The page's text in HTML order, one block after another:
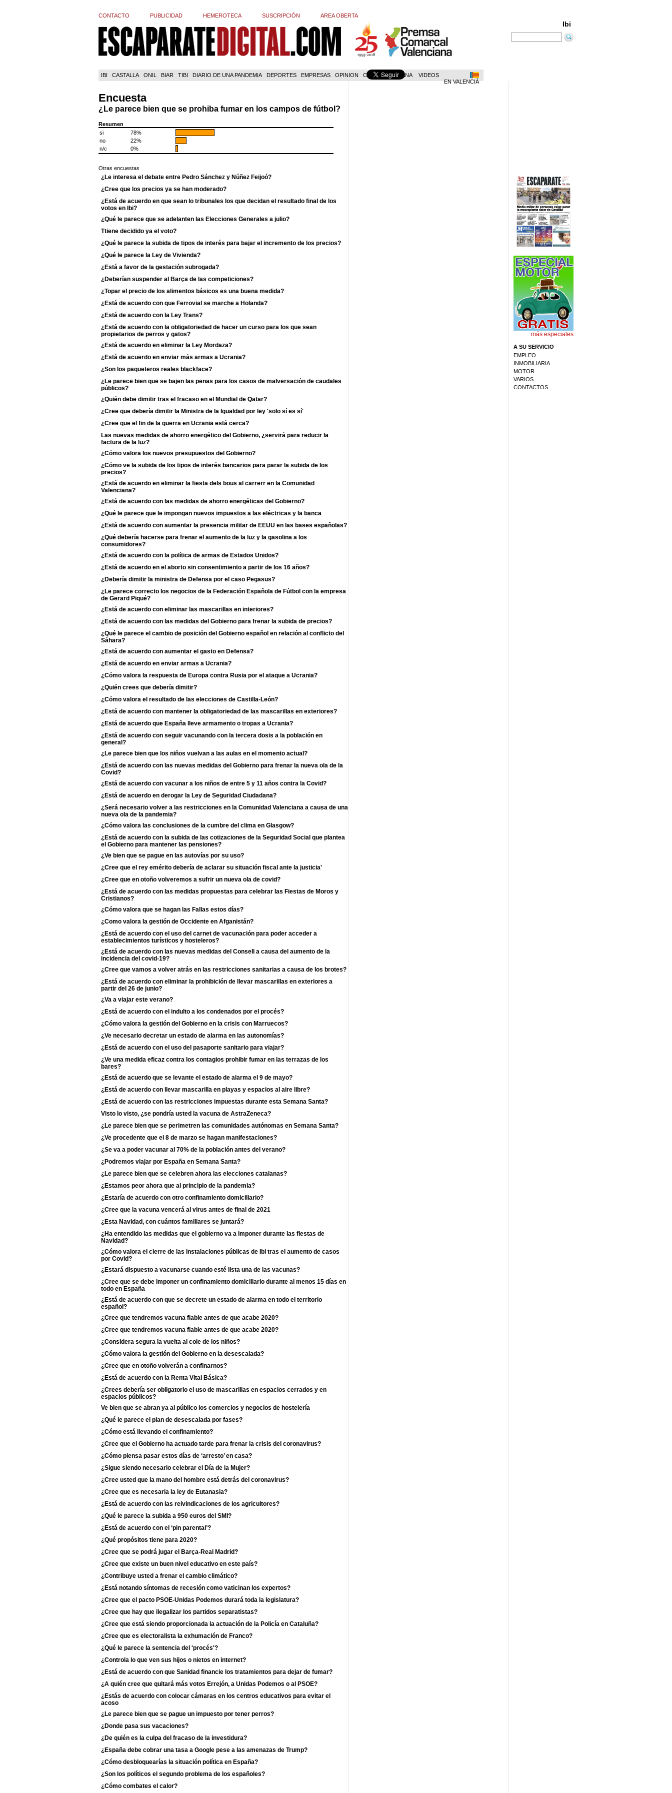
CONTACTO PUBLICIDAD HEMEROTECA SUSCRIPCIÓN AREA OBERTA
Ibi
IBI CASTALLA ONIL BIAR TIBI DIARIO DE UNA PANDEMIA DEPORTES EMPRESAS OPINION COM. VALENCIANA
VIDEOS
EN VALENCIÀ
Encuesta
¿Le parece bien que se prohiba fumar en los campos de fútbol?
Resumen
si
78%
no
22%
n/c
0%
Otras encuestas
¿Le interesa el debate entre Pedro Sánchez y Núñez Feijoó?
¿Cree que los precios ya se han moderado?
¿Está de acuerdo en que sean lo tribunales los que decidan el resultado final de los
votos en Ibi?
¿Qué le parece que se adelanten las Elecciones Generales a julio?
Ttiene decidido ya el voto?
¿Qué le parece la subida de tipos de interés para bajar el incremento de los precios?
¿Qué le parece la Ley de Vivienda?
¿Está a favor de la gestación subrogada?
¿Deberían suspender al Barça de las competiciones?
¿Topar el precio de los alimentos básicos es una buena medida?
¿Está de acuerdo con que Ferrovial se marche a Holanda?
¿Está de acuerdo con la Ley Trans?
¿Está de acuerdo con la obligatoriedad de hacer un curso para los que sean
propietarios de perros y gatos?
¿Está de acuerdo en eliminar la Ley Mordaza?
¿Está de acuerdo en enviar más armas a Ucrania?
¿Son los paqueteros reales blackface?
¿Le parece bien que se bajen las penas para los casos de malversación de caudales
públicos?
¿Quién debe dimitir tras el fracaso en el Mundial de Qatar?
¿Cree que debería dimitir la Ministra de la Igualdad por ley 'solo sí es sí'
¿Cree que el fin de la guerra en Ucrania está cerca?
Las nuevas medidas de ahorro energético del Gobierno, ¿servirá para reducir la
factura de la luz?
¿Cómo valora los nuevos presupuestos del Gobierno?
¿Cómo ve la subida de los tipos de interés bancarios para parar la subida de los
precios?
¿Está de acuerdo en eliminar la fiesta dels bous al carrerr en la Comunidad
Valenciana?
¿Está de acuerdo con las medidas de ahorro energéticas del Gobierno?
¿Qué le parece que le impongan nuevos impuestos a las eléctricas y la banca
¿Está de acuerdo con aumentar la presencia militar de EEUU en las bases españolas?
¿Qué debería hacerse para frenar el aumento de la luz y la gasolina a los
consumidores?
¿Está de acuerdo con la política de armas de Estados Unidos?
¿Está de acuerdo en el aborto sin consentimiento a partir de los 16 años?
¿Debería dimitir la ministra de Defensa por el caso Pegasus?
¿Le parece correcto los negocios de la Federación Española de Fútbol con la empresa
de Gerard Piqué?
¿Está de acuerdo con eliminar las mascarillas en interiores?
¿Está de acuerdo con las medidas del Gobierno para frenar la subida de precios?
¿Qué le parece el cambio de posición del Gobierno español en relación al conflicto del
Sáhara?
¿Está de acuerdo con aumentar el gasto en Defensa?
¿Está de acuerdo en enviar armas a Ucrania?
¿Cómo valora la respuesta de Europa contra Rusia por el ataque a Ucrania?
¿Quién crees que debería dimitir?
¿Cómo valora el resultado de las elecciones de Castilla-León?
¿Está de acuerdo con mantener la obligatoriedad de las mascarillas en exteriores?
¿Está de acuerdo que España lleve armamento o tropas a Ucrania?
¿Está de acuerdo con seguir vacunando con la tercera dosis a la población en
general?
¿Le parece bien que los niños vuelvan a las aulas en el momento actual?
¿Está de acuerdo con las nuevas medidas del Gobierno para frenar la nueva ola de la
Covid?
¿Está de acuerdo con vacunar a los niños de entre 5 y 11 años contra la Covid?
¿Está de acuerdo en derogar la Ley de Seguridad Ciudadana?
¿Será necesario volver a las restricciones en la Comunidad Valenciana a causa de una
nueva ola de la pandemia?
¿Cómo valora las conclusiones de la cumbre del clima en Glasgow?
¿Está de acuerdo con la subida de las cotizaciones de la Seguridad Social que plantea
el Gobierno para mantener las pensiones?
¿Ve bien que se pague en las autovías por su uso?
¿Cree que el rey emérito debería de aclarar su situación fiscal ante la justicia'
¿Cree que en otoño volveremos a sufrir un nueva ola de covid?
¿Está de acuerdo con las medidas propuestas para celebrar las Fiestas de Moros y
Cristianos?
¿Cómo valora que se hagan las Fallas estos días?
¿Como valora la gestión de Occidente en Afganistán?
¿Está de acuerdo con el uso del carnet de vacunación para poder acceder a
establecimientos turísticos y hosteleros?
¿Está de acuerdo con las nuevas medidas del Consell a causa del aumento de la
incidencia del covid-19?
¿Cree que vamos a volver atrás en las restricciones sanitarias a causa de los brotes?
¿Está de acuerdo con eliminar la prohibición de llevar mascarillas en exteriores a
partir del 26 de junio?
¿Va a viajar este verano?
¿Está de acuerdo con el indulto a los condenados por el procés?
¿Cómo valora la gestión del Gobierno en la crisis con Marruecos?
¿Ve necesario decretar un estado de alarma en las autonomías?
¿Está de acuerdo con el uso del pasaporte sanitario para viajar?
¿Ve una medida eficaz contra los contagios prohibir fumar en las terrazas de los
bares?
¿Está de acuerdo que se levante el estado de alarma el 9 de mayo?
¿Está de acuerdo con llevar mascarilla en playas y espacios al aire libre?
¿Está de acuerdo con las restricciones impuestas durante esta Semana Santa?
Visto lo visto, ¿se pondría usted la vacuna de AstraZeneca?
¿Le parece bien que se perimetren las comunidades autónomas en Semana Santa?
¿Ve procedente que el 8 de marzo se hagan manifestaciones?
¿Se va a poder vacunar al 70% de la población antes del verano?
¿Podremos viajar por España en Semana Santa?
¿Le parece bien que se celebren ahora las elecciones catalanas?
¿Estamos peor ahora que al principio de la pandemia?
¿Estaría de acuerdo con otro confinamiento domiciliario?
¿Cree que la vacuna vencerá al virus antes de final de 2021
¿Esta Navidad, con cuántos familiares se juntará?
¿Ha entendido las medidas que el gobierno va a imponer durante las fiestas de
Navidad?
¿Cómo valora el cierre de las instalaciones públicas de Ibi tras el aumento de casos
por Covid?
¿Estará dispuesto a vacunarse cuando esté lista una de las vacunas?
¿Cree que se debe imponer un confinamiento domiciliario durante al menos 15 días en
todo en España
¿Está de acuerdo con que se decrete un estado de alarma en todo el territorio
español?
¿Cree que tendremos vacuna fiable antes de que acabe 2020?
¿Cree que tendremos vacuna fiable antes de que acabe 2020?
¿Considera segura la vuelta al cole de los niños?
¿Cómo valora la gestión del Gobierno en la desescalada?
¿Cree que en otoño volverán a confinarnos?
¿Está de acuerdo con la Renta Vital Básica?
¿Crees debería ser obligatorio el uso de mascarillas en espacios cerrados y en
espacios públicos?
Ve bien que se abran ya al público los comercios y negocios de hostelería
¿Qué le parece el plan de desescalada por fases?
¿Cómo está llevando el confinamiento?
¿Cree que el Gobierno ha actuado tarde para frenar la crisis del coronavirus?
¿Cómo piensa pasar estos días de ‘arresto’ en casa?
¿Sigue siendo necesario celebrar el Día de la Mujer?
¿Cree usted que la mano del hombre está detrás del coronavirus?
¿Cree que es necesaria la ley de Eutanasia?
¿Está de acuerdo con las reivindicaciones de los agricultores?
¿Qué le parece la subida a 950 euros del SMI?
¿Está de acuerdo con el ‘pin parental’?
¿Qué propósitos tiene para 2020?
¿Cree que se podrá jugar el Barça-Real Madrid?
¿Cree que existe un buen nivel educativo en este país?
¿Contribuye usted a frenar el cambio climático?
¿Está notando síntomas de recesión como vaticinan los expertos?
¿Cree que el pacto PSOE-Unidas Podemos durará toda la legislatura?
¿Cree que hay que ilegalizar los partidos separatistas?
¿Cree que está siendo proporcionada la actuación de la Policía en Cataluña?
¿Cree que es electoralista la exhumación de Franco?
¿Qué le parece la sentencia del 'procés'?
¿Controla lo que ven sus hijos o nietos en internet?
¿Está de acuerdo con que Sanidad financie los tratamientos para dejar de fumar?
¿A quién cree que quitará más votos Errejón, a Unidas Podemos o al PSOE?
¿Estás de acuerdo con colocar cámaras en los centros educativos para evitar el
acoso
¿Le parece bien que se pague un impuesto por tener perros?
¿Donde pasa sus vacaciones?
¿De quién es la culpa del fracaso de la investidura?
¿España debe cobrar una tasa a Google pese a las amenazas de Trump?
¿Cómo desbloquearías la situación política en España?
¿Son los políticos el segundo problema de los españoles?
¿Cómo combates el calor?
más especiales
A SU SERVICIO
EMPLEO
INMOBILIARIA
MOTOR
VARIOS
CONTACTOS